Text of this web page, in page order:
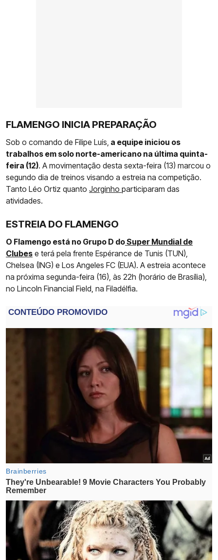
FLAMENGO INICIA PREPARAÇÃO
Sob o comando de Filipe Luís, a equipe iniciou os
trabalhos em solo norte-americano na última quinta-
feira (12). A movimentação desta sexta-feira (13) marcou o
segundo dia de treinos visando a estreia na competição.
Tanto Léo Ortiz quanto Jorginho participaram das
atividades.
ESTREIA DO FLAMENGO
O Flamengo está no Grupo D doSuper Mundial de
Clubes e terá pela frente Espérance de Tunis (TUN),
Chelsea (ING) e Los Angeles FC (EUA). A estreia acontece
na próxima segunda-feira (16), às 22h (horário de Brasília),
no Lincoln Financial Field, na Filadélfia.